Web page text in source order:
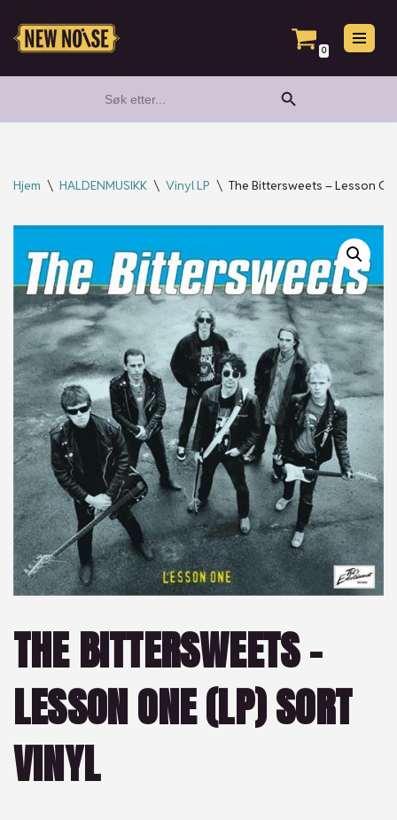
Hopp
0
for:
Search Button
Hjem \ HALDENMUSIKK \ Vinyl LP \ The Bittersweets – Lesson
THE BITTERSWEETS –
LESSON ONE (LP) SORT
VINYL